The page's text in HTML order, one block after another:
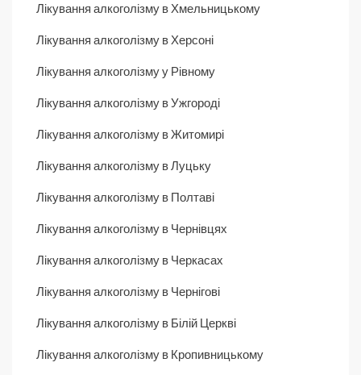
Лікування алкоголізму в Хмельницькому
Лікування алкоголізму в Херсоні
Лікування алкоголізму у Рівному
Лікування алкоголізму в Ужгороді
Лікування алкоголізму в Житомирі
Лікування алкоголізму в Луцьку
Лікування алкоголізму в Полтаві
Лікування алкоголізму в Чернівцях
Лікування алкоголізму в Черкасах
Лікування алкоголізму в Чернігові
Лікування алкоголізму в Білій Церкві
Лікування алкоголізму в Кропивницькому